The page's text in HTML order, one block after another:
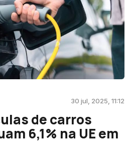
30 jul, 2025, 11:12
de carros
6,1% na UE em